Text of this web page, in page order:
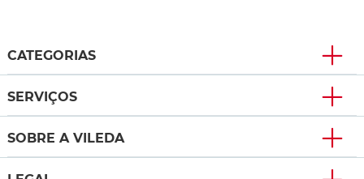
CATEGORIAS
SERVIÇOS
SOBRE A VILEDA